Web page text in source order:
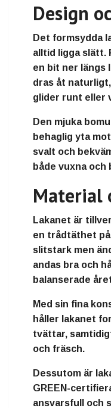
Design
Det formsydda
alltid ligga slätt.
en bit ner längs
dras åt
glider runt eller
Den mjuka
behaglig yta
svalt och
både vuxna och
Material
Lakanet är
en trådtäthet på
slitstark men
andas bra och
balanserade
Med sin fina
håller lakanet
tvättar,
och fräsch.
Dessutom är
GREEN-
ansvarsfull och